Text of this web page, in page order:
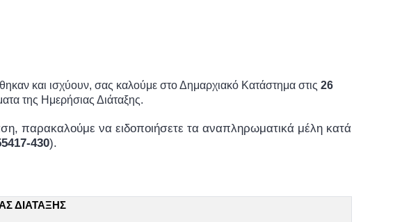
και ισχύουν, σας καλούμε στο Δημαρχιακό Κατάστημα στις 26
της Ημερήσιας Διάταξης.
παρακαλούμε να ειδοποιήσετε τα αναπληρωματικά μέλη κατά
430).
ΔΙΑΤΑΞΗΣ